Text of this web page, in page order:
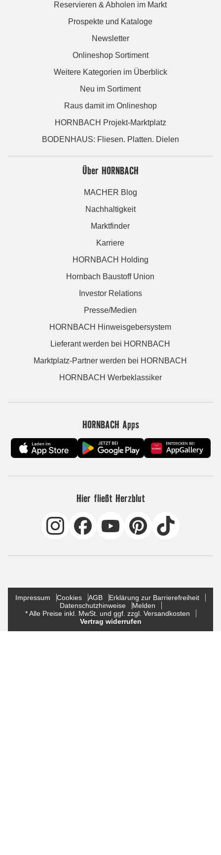
Reservieren & Abholen im Markt
Prospekte und Kataloge
Newsletter
Onlineshop Sortiment
Weitere Kategorien im Überblick
Neu im Sortiment
Raus damit im Onlineshop
HORNBACH Projekt-Marktplatz
BODENHAUS: Fliesen. Platten. Dielen
Über HORNBACH
MACHER Blog
Nachhaltigkeit
Marktfinder
Karriere
HORNBACH Holding
Hornbach Baustoff Union
Investor Relations
Presse/Medien
HORNBACH Hinweisgebersystem
Lieferant werden bei HORNBACH
Marktplatz-Partner werden bei HORNBACH
HORNBACH Werbeklassiker
HORNBACH Apps
Hier fließt Herzblut
Impressum Cookies AGB
Erklärung zur Barrierefreiheit
Datenschutzhinweise
Melden
* Alle Preise inkl. MwSt. und ggf. zzgl. Versandkosten
Vertrag widerrufen